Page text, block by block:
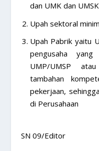
dan UMK dan
Upah sektoral
Upah Pabrik yaitu
pengusaha
UMP/UMSP
tambahan
pekerjaan,
di Perusahaan
SN 09/Editor